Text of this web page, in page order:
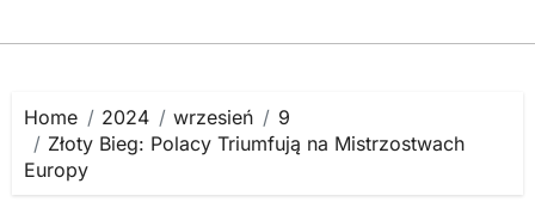
Home 2024 wrzesień
9
Złoty Bieg: Polacy Triumfują na Mistrzostwach
Europy